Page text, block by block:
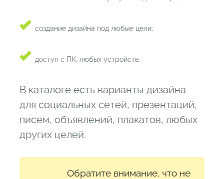
создание дизайна под любые цели;
доступ с ПК, любых устройств.
В каталоге есть варианты дизайна
для социальных сетей, презентаций,
писем, объявлений, плакатов, любых
других целей.
Обратите внимание, что не